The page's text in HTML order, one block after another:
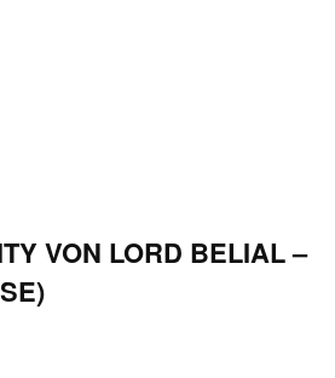
VON LORD BELIAL –